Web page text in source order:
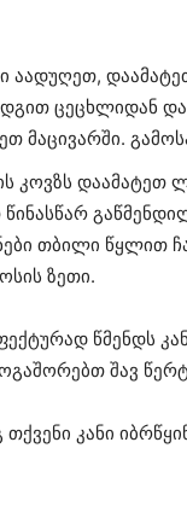
აადუღეთ,
ცეცხლიდან
მაცივარში.
კოვზს
წინასწარ
თბილი
ზეთი.
წმენდს
შავ
კანი